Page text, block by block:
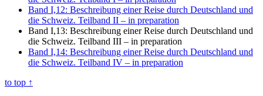
Band I,12: Beschreibung einer Reise durch Deutschland und
die Schweiz. Teilband II – in preparation
Band I,13: Beschreibung einer Reise durch Deutschland und
die Schweiz. Teilband III – in preparation
Band I,14: Beschreibung einer Reise durch Deutschland und
die Schweiz. Teilband IV – in preparation
to top ↑